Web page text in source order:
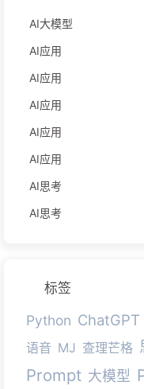
AI大模型
AI应用
AI应用
AI应用
AI应用
AI应用
AI思考
AI思考
标签
Python ChatGPT
语音 MJ 查理芒格
Prompt 大模型